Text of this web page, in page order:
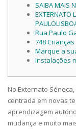
SAIBA MAIS
EXTERNATO
Rua Paulo
748 Crianças
Marque a
Instalações
No Externato
centrada em novas
aprendizagem
mudança e muito